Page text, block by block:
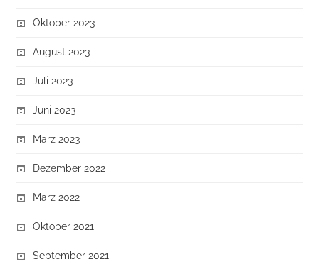
Oktober 2023
August 2023
Juli 2023
Juni 2023
März 2023
Dezember 2022
März 2022
Oktober 2021
September 2021